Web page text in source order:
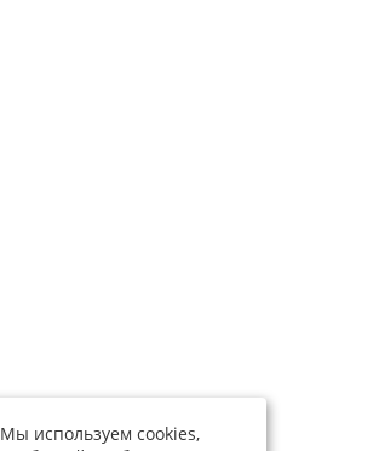
Мы используем cookies,